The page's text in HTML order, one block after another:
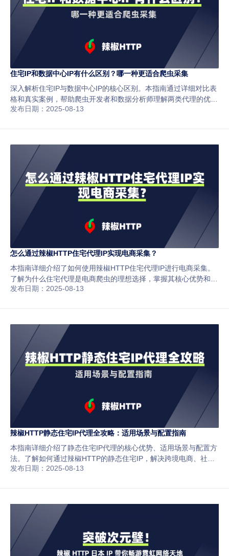
住宅IP和数据中心IP有什么区别？哪一种更适合爬虫采集
深入解析住宅IP与数据中心IP的核心区别。本指南通过详细对比表
格和真实案例，帮助爬虫开发者和数据分析师理解两类代理的优
劣、适用场景，并提供在不同采集任务中如何做出最佳选择的实用
发布日期：2025-08-13
怎么通过辣椒HTTP住宅代理IP实现电商采集？
本指南详细介绍了如何使用辣椒HTTP住宅代理IP进行电商采集。
了解为什么住宅代理是电商爬虫的理想选择，掌握其核心优势和
Python配置流程。通过实战案例，学习如何高效获取亚马逊、
发布日期：2025-08-13
辣椒HTTP静态住宅IP代理全攻略：适用场景与配置指南
本指南详细介绍了静态住宅IP代理的核心优势、适用场景与配置方
法。了解如何通过辣椒HTTP的静态住宅IP，解决跨境电商、社媒
运营、广告投放和数据采集中的IP关联与封号风险，确保你的业务
发布日期：2025-08-13